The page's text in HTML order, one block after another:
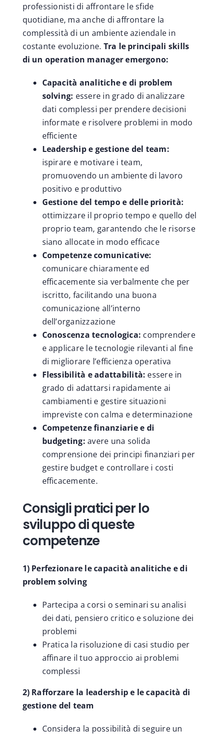
professionisti di affrontare le sfide
quotidiane, ma anche di affrontare la
complessità di un ambiente aziendale in
costante evoluzione. Tra le principali skills
di un operation manager emergono:
Capacità analitiche e di problem
solving: essere in grado di analizzare
dati complessi per prendere decisioni
informate e risolvere problemi in modo
efficiente
Leadership e gestione del team:
ispirare e motivare i team,
promuovendo un ambiente di lavoro
positivo e produttivo
Gestione del tempo e delle priorità:
ottimizzare il proprio tempo e quello del
proprio team, garantendo che le risorse
siano allocate in modo efficace
Competenze comunicative:
comunicare chiaramente ed
efficacemente sia verbalmente che per
iscritto, facilitando una buona
comunicazione all’interno
dell’organizzazione
Conoscenza tecnologica: comprendere
e applicare le tecnologie rilevanti al fine
di migliorare l’efficienza operativa
Flessibilità e adattabilità: essere in
grado di adattarsi rapidamente ai
cambiamenti e gestire situazioni
impreviste con calma e determinazione
Competenze finanziarie e di
budgeting: avere una solida
comprensione dei principi finanziari per
gestire budget e controllare i costi
efficacemente.
Consigli pratici per lo
sviluppo di queste
competenze
1) Perfezionare le capacità analitiche e di
problem solving
Partecipa a corsi o seminari su analisi
dei dati, pensiero critico e soluzione dei
problemi
Pratica la risoluzione di casi studio per
affinare il tuo approccio ai problemi
complessi
2) Rafforzare la leadership e le capacità di
gestione del team
Considera la possibilità di seguire un